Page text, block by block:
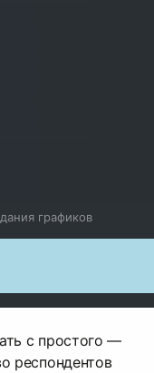
графиков
с простого —
респондентов